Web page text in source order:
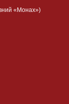
«Монах»)